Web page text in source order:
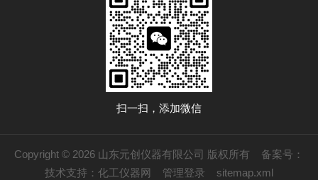
扫一扫，添加微信
Copyright © 2026 山东元创仪器有限公司 版权所有 备案号：
技术支持： 化工仪器网 管理登录 sitemap.xml